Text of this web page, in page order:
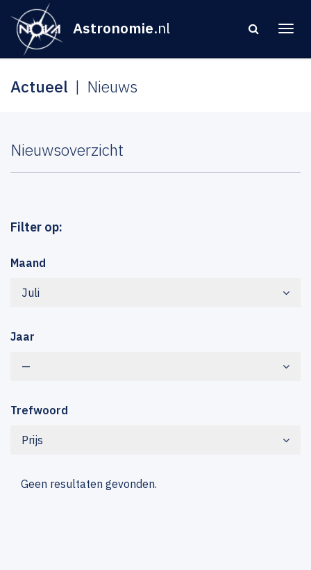
Astronomie.nl
Actueel Nieuws
Nieuwsoverzicht
Filter op:
Maand
Juli
Jaar
—
Trefwoord
Prijs
Geen resultaten gevonden.